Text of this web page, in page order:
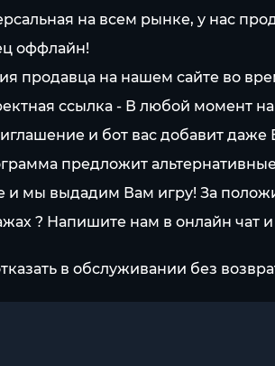
на всем рынке, у нас
оффлайн!
продавца на нашем сайте во
ссылка - В любой момент
и бот вас добавит даже
предложит
мы выдадим Вам игру! За
? Напишите нам в онлайн
в обслуживании без